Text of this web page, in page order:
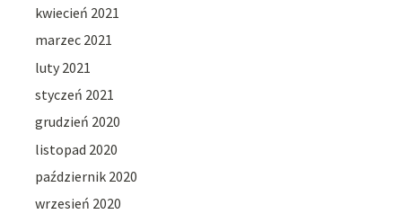
kwiecień 2021
marzec 2021
luty 2021
styczeń 2021
grudzień 2020
listopad 2020
październik 2020
wrzesień 2020